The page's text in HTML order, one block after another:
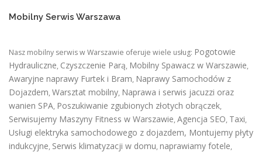
Mobilny Serwis Warszawa
Nasz mobilny serwis w Warszawie oferuje wiele usług: Pogotowie
Hydrauliczne, Czyszczenie Parą, Mobilny Spawacz w Warszawie,
Awaryjne naprawy Furtek i Bram, Naprawy Samochodów z
Dojazdem, Warsztat mobilny, Naprawa i serwis jacuzzi oraz
wanien SPA, Poszukiwanie zgubionych złotych obrączek,
Serwisujemy Maszyny Fitness w Warszawie, Agencja SEO, Taxi,
Usługi elektryka samochodowego z dojazdem, Montujemy płyty
indukcyjne, Serwis klimatyzacji w domu, naprawiamy fotele,